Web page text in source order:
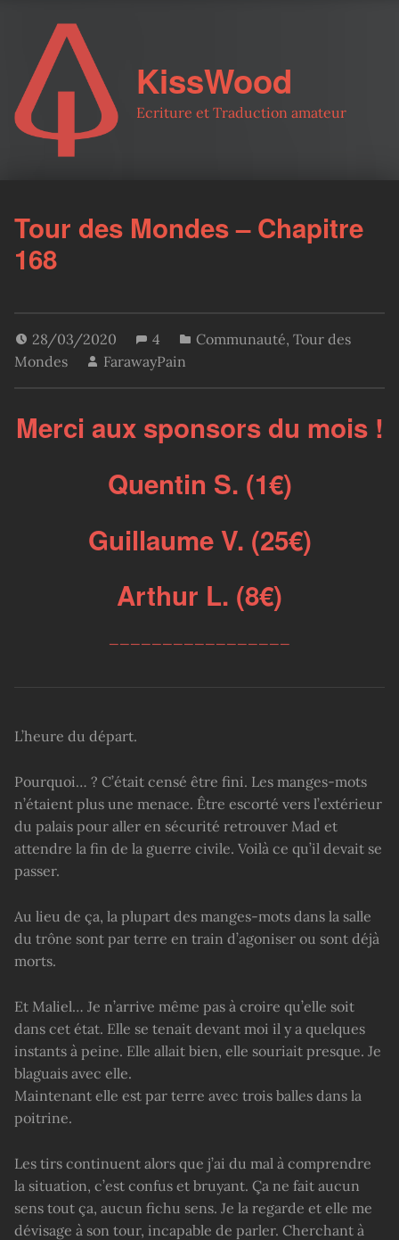
KissWood
Ecriture et Traduction amateur
Tour des Mondes – Chapitre
168
28/03/2020 4 Communauté, Tour des
Mondes
FarawayPain
Merci aux sponsors du mois !
Quentin S. (1€)
Guillaume V. (25€)
Arthur L. (8€)
L’heure du départ.
Pourquoi… ? C’était censé être fini. Les manges-mots
n’étaient plus une menace. Être escorté vers l’extérieur
du palais pour aller en sécurité retrouver Mad et
attendre la fin de la guerre civile. Voilà ce qu’il devait se
passer.
Au lieu de ça, la plupart des manges-mots dans la salle
du trône sont par terre en train d’agoniser ou sont déjà
morts.
Et Maliel… Je n’arrive même pas à croire qu’elle soit
dans cet état. Elle se tenait devant moi il y a quelques
instants à peine. Elle allait bien, elle souriait presque. Je
blaguais avec elle.
Maintenant elle est par terre avec trois balles dans la
poitrine.
Les tirs continuent alors que j’ai du mal à comprendre
la situation, c’est confus et bruyant. Ça ne fait aucun
sens tout ça, aucun fichu sens. Je la regarde et elle me
dévisage à son tour, incapable de parler. Cherchant à